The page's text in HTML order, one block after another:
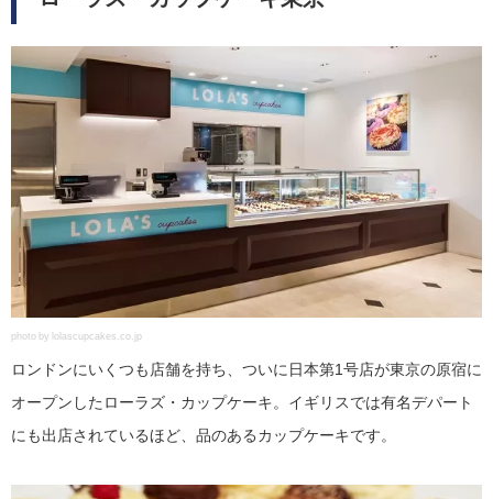
photo by lolascupcakes.co.jp
ロンドンにいくつも店舗を持ち、ついに日本第1号店が東京の原宿に
オープンしたローラズ・カップケーキ。イギリスでは有名デパート
にも出店されているほど、品のあるカップケーキです。